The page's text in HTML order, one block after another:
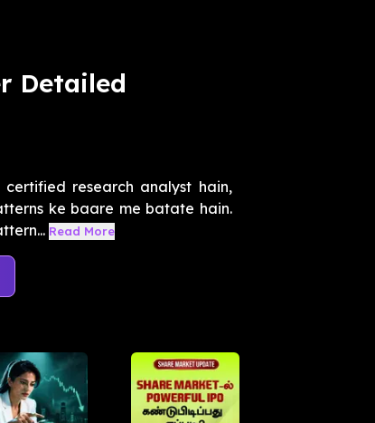
Detailed
research analyst hain,
ke baare me batate hain.
Read More